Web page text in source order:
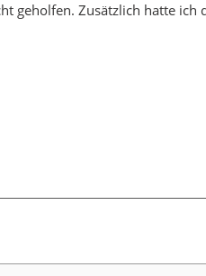
geholfen. Zusätzlich hatte ich